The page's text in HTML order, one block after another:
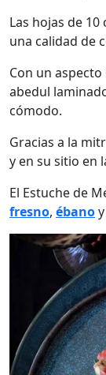
Las hojas de
una calidad de
Con un
abedul
cómodo.
Gracias a la
y en su sitio en
El Estuche de
fresno, ébano